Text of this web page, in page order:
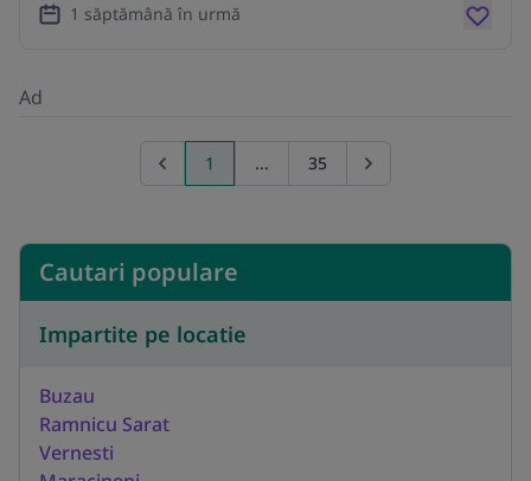
1 săptămână în urmă
Ad
Previous page
1 ... 35 Go to next page
Cautari populare
Impartite pe locatie
Buzau
Ramnicu Sarat
Vernesti